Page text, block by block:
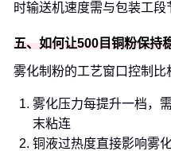
时输送机速度需与包装工段
五、如何让500目铜粉保持
雾化制粉的工艺窗口控制比
雾化压力每提升一档，
末粘连
铜液过热度直接影响雾